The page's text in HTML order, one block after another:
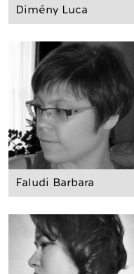
Dimény Luca
Faludi Barbara